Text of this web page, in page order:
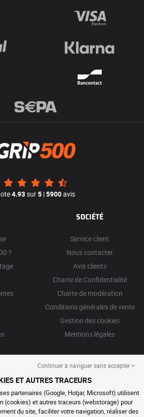
4.93sur5 |5900avis
?
SOCIÉTÉ
Service client
Nous contacter
Avis clients
Charte de Confidentialité
Charte de modération
Conditions générales de vente
Gestion des cookies
Mentions légales
Continuer à naviguer sans accepter >
ET AUTRES TRACEURS
partenaires (Google, Hotjar, Microsoft) utilisent
(cookies) et autres traceurs (webstorage) pour
du site, faciliter votre navigation, réaliser des